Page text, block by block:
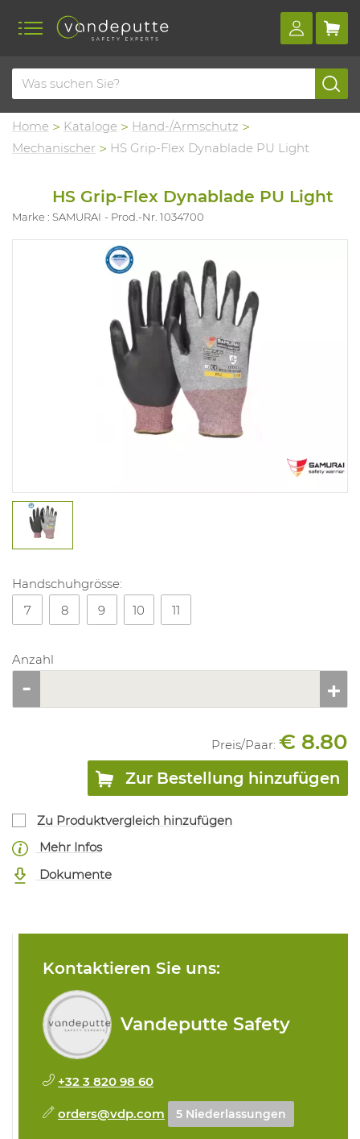
Home Kataloge
Hand-/Armschutz
Mechanischer
HS Grip-Flex Dynablade PU Light
HS Grip-Flex Dynablade PU Light
Marke : SAMURAI Prod.-Nr. 1034700
Handschuhgrösse:
7
8 9 10 11
Anzahl
Preis/Paar: € 8.80
Zur Bestellung hinzufügen
Zu Produktvergleich hinzufügen
Mehr Infos
Dokumente
Kontaktieren Sie uns:
Vandeputte Safety
+32 3 820 98 60
orders@vdp.com 5 Niederlassungen